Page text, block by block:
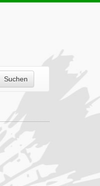
Suchen